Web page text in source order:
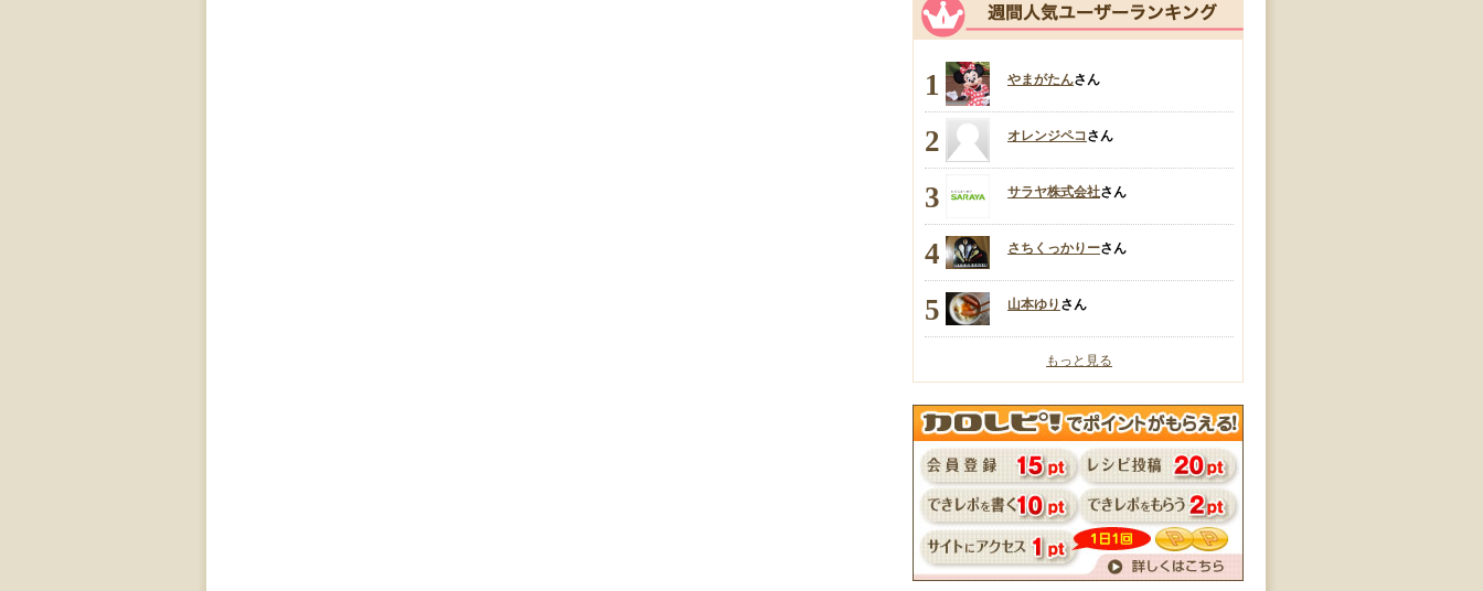
1 やまがたんさん
2 オレンジペコさん
3 サラヤ株式会社さん
4 さちくっかりーさん
5 山本ゆり さん
もっと見る